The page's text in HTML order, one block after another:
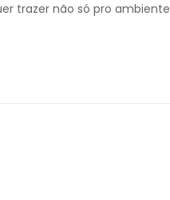
trazer não só pro